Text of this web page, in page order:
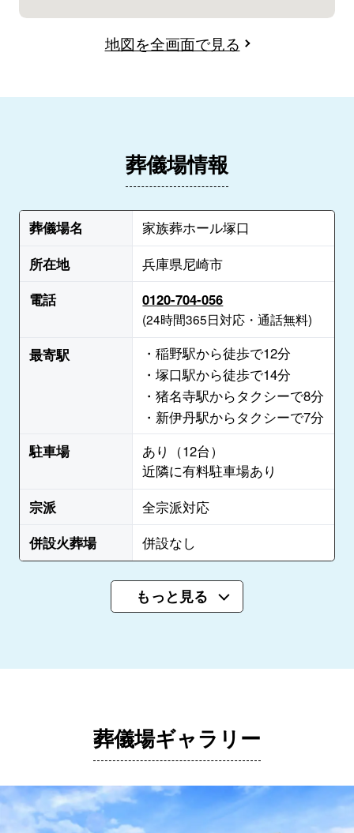
地図を全画面で見る
葬儀場情報
葬儀場名
家族葬ホール塚口
所在地
兵庫県尼崎市
電話
0120-704-056
(24時間365日対応・通話無料)
最寄駅
・稲野駅から徒歩で12分
・塚口駅から徒歩で14分
・猪名寺駅からタクシーで8分
・新伊丹駅からタクシーで7分
駐車場
あり（12台）
近隣に有料駐車場あり
宗派
全宗派対応
併設火葬場
併設なし
もっと見る
葬儀場ギャラリー